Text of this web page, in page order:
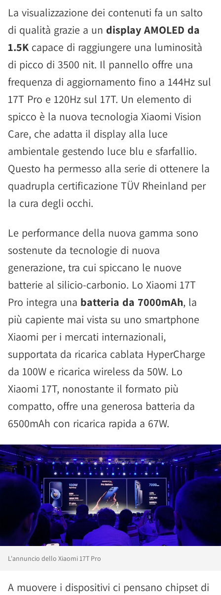
La visualizzazione dei contenuti fa un salto
di qualità grazie a un display AMOLED da
1.5K capace di raggiungere una luminosità
di picco di 3500 nit. Il pannello offre una
frequenza di aggiornamento fino a 144Hz sul
17T Pro e 120Hz sul 17T. Un elemento di
spicco è la nuova tecnologia Xiaomi Vision
Care, che adatta il display alla luce
ambientale gestendo luce blu e sfarfallio.
Questo ha permesso alla serie di ottenere la
quadrupla certificazione TÜV Rheinland per
la cura degli occhi.
Le performance della nuova gamma sono
sostenute da tecnologie di nuova
generazione, tra cui spiccano le nuove
batterie al silicio-carbonio. Lo Xiaomi 17T
Pro integra una batteria da 7000mAh, la
più capiente mai vista su uno smartphone
Xiaomi per i mercati internazionali,
supportata da ricarica cablata HyperCharge
da 100W e ricarica wireless da 50W. Lo
Xiaomi 17T, nonostante il formato più
compatto, offre una generosa batteria da
6500mAh con ricarica rapida a 67W.
L'annuncio dello Xiaomi 17T Pro
A muovere i dispositivi ci pensano chipset di